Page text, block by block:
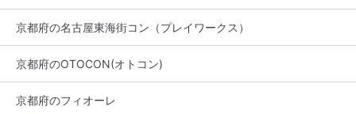
京都府の名古屋東海街コン（プレイワークス）
京都府のOTOCON(オトコン)
京都府のフィオーレ